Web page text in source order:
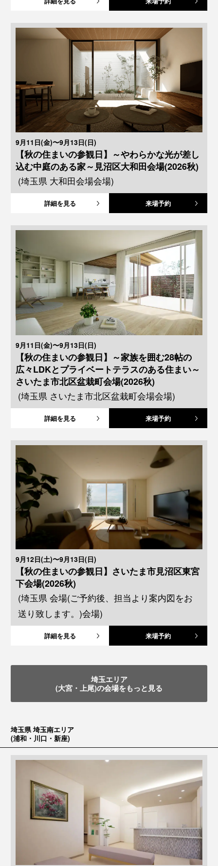
9月11日(金)〜9月13日(日)
【秋の住まいの参観日】～やわらかな光が差し
込む中庭のある家～見沼区大和田会場(2026秋)
(埼玉県 大和田会場会場)
詳細を見る 来場予約
9月11日(金)〜9月13日(日)
【秋の住まいの参観日】～家族を囲む28帖の
広々LDKとプライベートテラスのある住まい～
さいたま市北区盆栽町会場(2026秋)
(埼玉県 さいたま市北区盆栽町会場会場)
詳細を見る 来場予約
9月12日(土)〜9月13日(日)
【秋の住まいの参観日】さいたま市見沼区東宮
下会場(2026秋)
(埼玉県 会場(ご予約後、担当より案内図をお
送り致します。)会場)
詳細を見る 来場予約
埼玉エリア
(大宮・上尾)の会場をもっと見る
埼玉県 埼玉南エリア
(浦和・川口・新座)